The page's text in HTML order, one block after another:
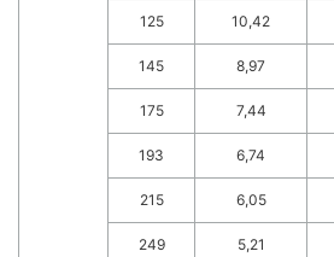
125 10,42
145 8,97
175 7,44
193 6,74
215 6,05
249 5,21